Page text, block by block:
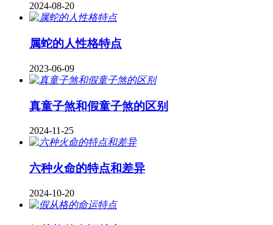
2024-08-20
属蛇的人性格特点
2023-06-09
真童子煞和假童子煞的区别
2024-11-25
六种火命的特点和差异
2024-10-20